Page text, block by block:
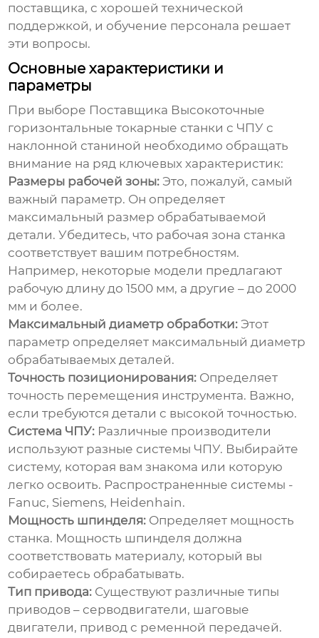
поставщика, с хорошей технической
поддержкой, и обучение персонала решает
эти вопросы.
Основные характеристики и
параметры
При выборе Поставщика Высокоточные
горизонтальные токарные станки с ЧПУ с
наклонной станиной необходимо обращать
внимание на ряд ключевых характеристик:
Размеры рабочей зоны: Это, пожалуй, самый
важный параметр. Он определяет
максимальный размер обрабатываемой
детали. Убедитесь, что рабочая зона станка
соответствует вашим потребностям.
Например, некоторые модели предлагают
рабочую длину до 1500 мм, а другие – до 2000
мм и более.
Максимальный диаметр обработки: Этот
параметр определяет максимальный диаметр
обрабатываемых деталей.
Точность позиционирования: Определяет
точность перемещения инструмента. Важно,
если требуются детали с высокой точностью.
Система ЧПУ: Различные производители
используют разные системы ЧПУ. Выбирайте
систему, которая вам знакома или которую
легко освоить. Распространенные системы -
Fanuc, Siemens, Heidenhain.
Мощность шпинделя: Определяет мощность
станка. Мощность шпинделя должна
соответствовать материалу, который вы
собираетесь обрабатывать.
Тип привода: Существуют различные типы
приводов – серводвигатели, шаговые
двигатели, привод с ременной передачей.